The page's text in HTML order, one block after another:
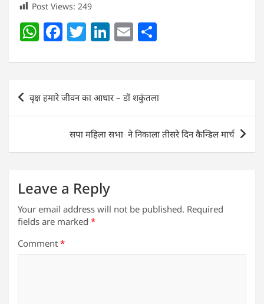
Post Views: 249
W
at
s
A
F
c
e
b
o
o
T
itt
er
Li
k
e
dI
n
E
ai
l
ar
e
Post
navigation
वृक्ष हमारे जीवन का आधार – डॉ शकुंतला
सपा महिला सभा ने निकाला तीसरे दिन कैन्डिल मार्च
Leave a Reply
Your email address will not be published. Required
fields are marked *
Comment *